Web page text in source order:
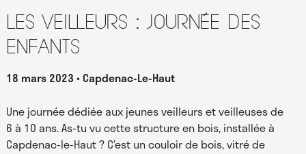
Les Veilleurs : journée des
enfants
18 mars 2023 Capdenac-Le-Haut
Une journée dédiée aux jeunes veilleurs et veilleuses de
6 à 10 ans. As-tu vu cette structure en bois, installée à
Capdenac-le-Haut ? C’est un couloir de bois, vitré de